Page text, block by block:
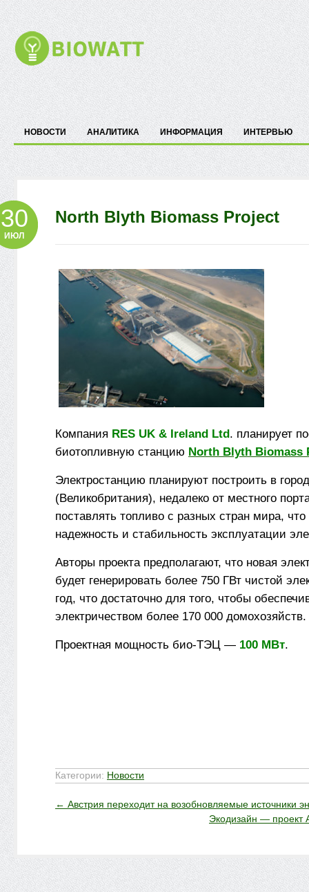
НОВОСТИ АНАЛИТИКА ИНФОРМАЦИЯ ИНТЕРВЬЮ
North Blyth Biomass Project
30
ИЮЛ
Компания RES UK & Ireland Ltd. планирует
биотопливную станцию North Blyth Biomass
Электростанцию планируют построить в
(Великобритания), недалеко от местного
поставлять топливо с разных стран мира,
надежность и стабильность эксплуатации
Авторы проекта предполагают, что новая
будет генерировать более 750 ГВт чистой
год, что достаточно для того, чтобы
электричеством более 170 000 домохозяйств.
Проектная мощность био-ТЭЦ — 100 МВт.
Категории: Новости
← Австрия переходит на возобновляемые источники
Экодизайн — проект